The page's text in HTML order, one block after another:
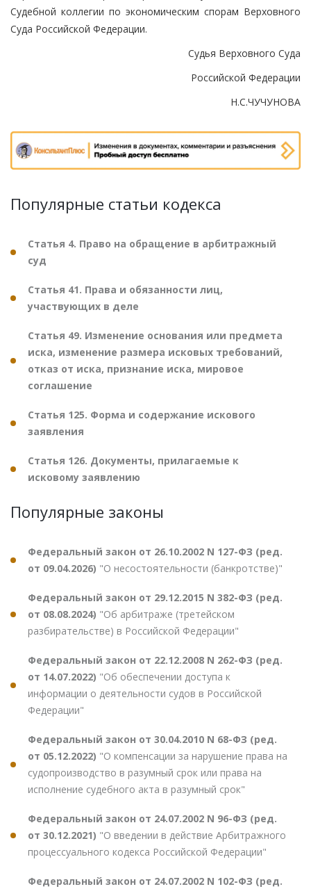
Судебной коллегии по экономическим спорам Верховного
Суда Российской Федерации.
Судья Верховного Суда
Российской Федерации
Н.С.ЧУЧУНОВА
Популярные статьи кодекса
Статья 4. Право на обращение в арбитражный
суд
Статья 41. Права и обязанности лиц,
участвующих в деле
Статья 49. Изменение основания или предмета
иска, изменение размера исковых требований,
отказ от иска, признание иска, мировое
соглашение
Статья 125. Форма и содержание искового
заявления
Статья 126. Документы, прилагаемые к
исковому заявлению
Популярные законы
Федеральный закон от 26.10.2002 N 127-ФЗ (ред.
от 09.04.2026) "О несостоятельности (банкротстве)"
Федеральный закон от 29.12.2015 N 382-ФЗ (ред.
от 08.08.2024) "Об арбитраже (третейском
разбирательстве) в Российской Федерации"
Федеральный закон от 22.12.2008 N 262-ФЗ (ред.
от 14.07.2022) "Об обеспечении доступа к
информации о деятельности судов в Российской
Федерации"
Федеральный закон от 30.04.2010 N 68-ФЗ (ред.
от 05.12.2022) "О компенсации за нарушение права на
судопроизводство в разумный срок или права на
исполнение судебного акта в разумный срок"
Федеральный закон от 24.07.2002 N 96-ФЗ (ред.
от 30.12.2021) "О введении в действие Арбитражного
процессуального кодекса Российской Федерации"
Федеральный закон от 24.07.2002 N 102-ФЗ (ред.